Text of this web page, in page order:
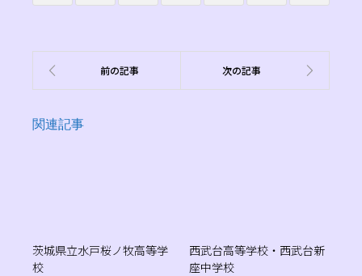
関連記事
茨城県立水戸桜ノ牧高等学
校
西武台高等学校・西武台新
座中学校